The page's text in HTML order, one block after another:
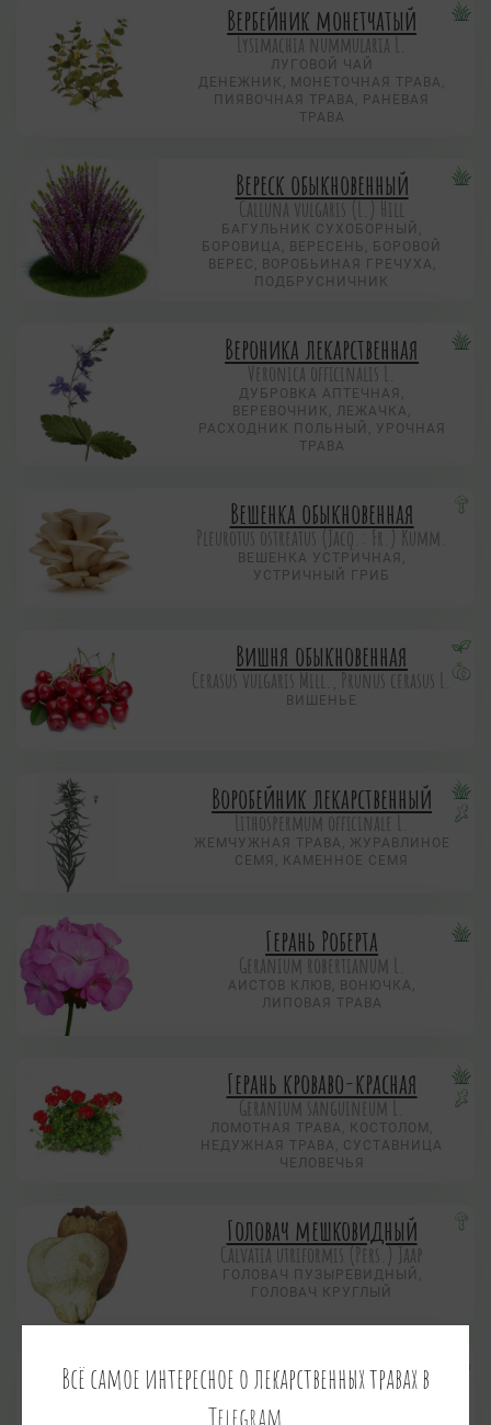
Вербейник монетчатый
Lysimachia nummularia L.
ЛУГОВОЙ ЧАЙ
ДЕНЕЖНИК, МОНЕТОЧНАЯ ТРАВА,
ПИЯВОЧНАЯ ТРАВА, РАНЕВАЯ
ТРАВА
Вереск обыкновенный
Calluna vulgaris (L.) Hill
БАГУЛЬНИК СУХОБОРНЫЙ,
БОРОВИЦА, ВЕРЕСЕНЬ, БОРОВОЙ
ВЕРЕС, ВОРОБЬИНАЯ ГРЕЧУХА,
ПОДБРУСНИЧНИК
Вероника лекарственная
Veronica officinalis L.
ДУБРОВКА АПТЕЧНАЯ,
ВЕРЕВОЧНИК, ЛЕЖАЧКА,
РАСХОДНИК ПОЛЬНЫЙ, УРОЧНАЯ
ТРАВА
Вешенка обыкновенная
Pleurotus ostreatus (Jacq.: Fr.) Kumm.
ВЕШЕНКА УСТРИЧНАЯ,
УСТРИЧНЫЙ ГРИБ
Вишня обыкновенная
Cerasus vulgaris Mill., Prunus cerasus L.
ВИШЕНЬЕ
Воробейник лекарственный
Lithospermum officinale L.
ЖЕМЧУЖНАЯ ТРАВА, ЖУРАВЛИНОЕ
СЕМЯ, КАМЕННОЕ СЕМЯ
Герань Роберта
Geranium robertianum L.
АИСТОВ КЛЮВ, ВОНЮЧКА,
ЛИПОВАЯ ТРАВА
Герань кроваво-красная
Geranium sanguineum L.
ЛОМОТНАЯ ТРАВА, КОСТОЛОМ,
НЕДУЖНАЯ ТРАВА, СУСТАВНИЦА
ЧЕЛОВЕЧЬЯ
Головач мешковидный
Calvatia utriformis (Pers.) Jaap
ГОЛОВАЧ ПУЗЫРЕВИДНЫЙ,
ГОЛОВАЧ КРУГЛЫЙ
Голубика
Vaccinium uliginosum L.
ГОЛУБИКА БОЛОТНАЯ, ГОЛУБИКА
Всё самое интересное о лекарственных травах в
Telegram